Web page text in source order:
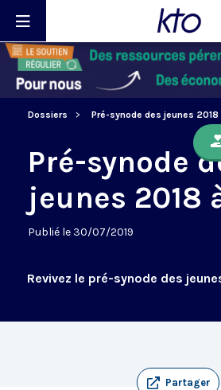
Dossiers Pré-synode des jeunes 2018
Pré-synode
jeunes 2018
Publié le 30/07/2019
Revivez le pré-synode des
Partager